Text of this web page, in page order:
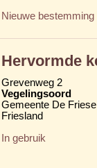
Nieuwe bestemming
Hervormde
Grevenweg 2
Vegelingsoord
Gemeente De
Friesland
In gebruik